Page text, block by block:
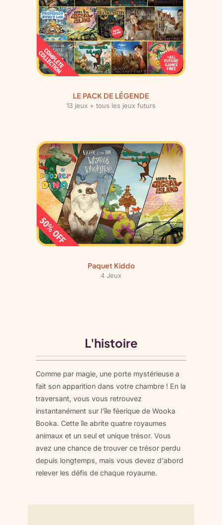
LE PACK DE LÉGENDE
13 jeux + tous les jeux futurs
Paquet Kiddo
4 Jeux
L'histoire
Comme par magie, une porte mystérieuse a
fait son apparition dans votre chambre ! En la
traversant, vous vous retrouvez
instantanément sur l'île féerique de Wooka
Booka. Cette île abrite quatre royaumes
animaux et un seul et unique trésor. Vous
avez une chance de trouver ce trésor perdu
depuis longtemps, mais vous devez d'abord
relever les défis de chaque royaume.